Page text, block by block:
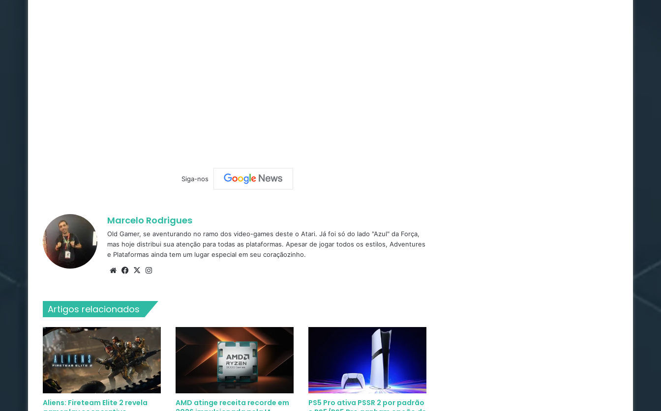
Siga-nos
Marcelo Rodrigues
Old Gamer, se aventurando no ramo dos video-games deste o Atari. Já foi só do lado "Azul" da Força,
mas hoje distribui sua atenção para todas as plataformas. Apesar de jogar todos os estilos, Adventures
e Plataformas ainda tem um lugar especial em seu coraçãozinho.
WebsiteFacebook
X
Artigos relacionados
Aliens: Fireteam Elite 2 revela
AMD atinge receita recorde em
PS5 Pro ativa PSSR 2 por padrão